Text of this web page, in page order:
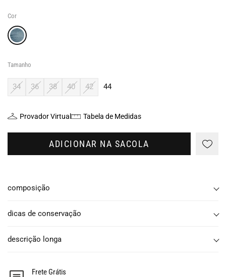
Cor
Tamanho
34 36 38 40 42 44
Provador Virtual Tabela de Medidas
ADICIONAR NA SACOLA
composição
dicas de conservação
descrição longa
Frete Grátis